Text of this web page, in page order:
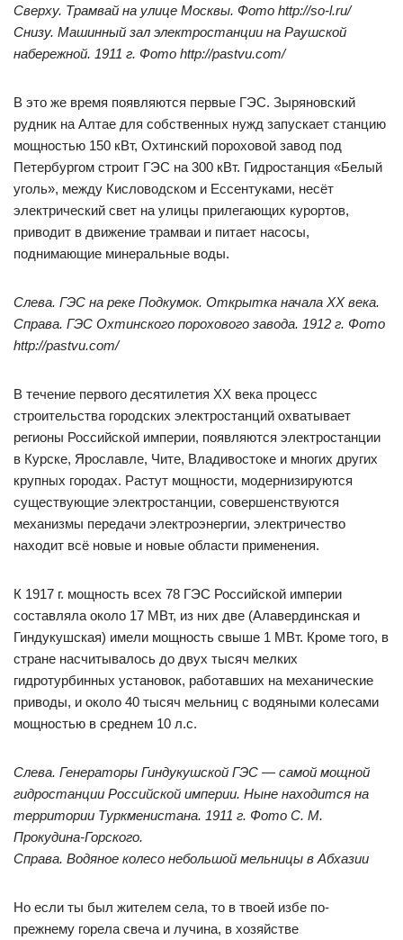
Сверху. Трамвай на улице Москвы. Фото http://so-l.ru/
Снизу. Машинный зал электростанции на Раушской
набережной. 1911 г. Фото http://pastvu.com/
В это же время появляются первые ГЭС. Зыряновский
рудник на Алтае для собственных нужд запускает станцию
мощностью 150 кВт, Охтинский пороховой завод под
Петербургом строит ГЭС на 300 кВт. Гидростанция «Белый
уголь», между Кисловодском и Ессентуками, несёт
электрический свет на улицы прилегающих курортов,
приводит в движение трамваи и питает насосы,
поднимающие минеральные воды.
Слева. ГЭС на реке Подкумок. Открытка начала XX века.
Справа. ГЭС Охтинского порохового завода. 1912 г. Фото
http://pastvu.com/
В течение первого десятилетия XX века процесс
строительства городских электростанций охватывает
регионы Российской империи, появляются электростанции
в Курске, Ярославле, Чите, Владивостоке и многих других
крупных городах. Растут мощности, модернизируются
существующие электростанции, совершенствуются
механизмы передачи электроэнергии, электричество
находит всё новые и новые области применения.
К 1917 г. мощность всех 78 ГЭС Российской империи
составляла около 17 МВт, из них две (Алавердинская и
Гиндукушская) имели мощность свыше 1 МВт. Кроме того, в
стране насчитывалось до двух тысяч мелких
гидротурбинных установок, работавших на механические
приводы, и около 40 тысяч мельниц с водяными колесами
мощностью в среднем 10 л.с.
Слева. Генераторы Гиндукушской ГЭС — самой мощной
гидростанции Российской империи. Ныне находится на
территории Туркменистана. 1911 г. Фото С. М.
Прокудина-Горского.
Справа. Водяное колесо небольшой мельницы в Абхазии
Но если ты был жителем села, то в твоей избе по-
прежнему горела свеча и лучина, в хозяйстве